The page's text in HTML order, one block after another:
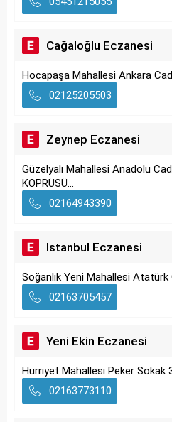
Cağaloğlu Eczanesi
Hocapaşa Mahallesi Ankara
02125205503
Zeynep Eczanesi
Güzelyalı Mahallesi Anadolu
KÖPRÜSÜ...
02164943390
Istanbul Eczanesi
Soğanlık Yeni Mahallesi Atatürk
02163705457
Yeni Ekin Eczanesi
Hürriyet Mahallesi Peker Sokak
02163773110